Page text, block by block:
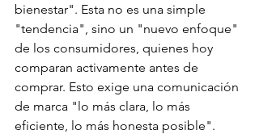
bienestar". Esta no es una simple
"tendencia", sino un "nuevo enfoque"
de los consumidores, quienes hoy
comparan activamente antes de
comprar. Esto exige una comunicación
de marca "lo más clara, lo más
eficiente, lo más honesta posible".